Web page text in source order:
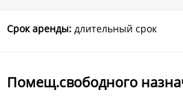
Срок аренды: длительный срок
Помещ.свободного